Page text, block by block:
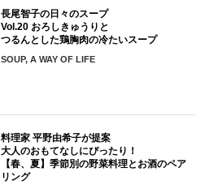
長尾智子の日々のスープ
Vol.20 おろしきゅうりと
つるんとした鶏胸肉の冷たいスープ
SOUP, A WAY OF LIFE
料理家 平野由希子が提案
大人のおもてなしにぴったり！
【春、夏】季節別の野菜料理とお酒のペア
リング